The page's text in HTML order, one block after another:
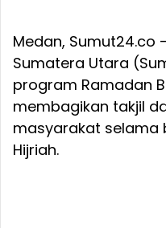
Medan, Sumut24.co
Sumatera Utara
program Ramadan
membagikan takjil
masyarakat selama
Hijriah.